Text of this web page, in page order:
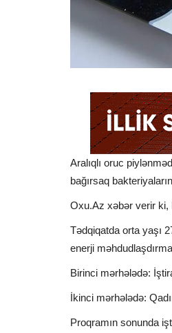
Aralıqlı oruc
bağırsaq
Oxu.Az xəbər verir ki,
Tədqiqatda orta yaşı
enerji
Birinci mərhələdə:
İkinci mərhələdə:
Proqramın sonunda